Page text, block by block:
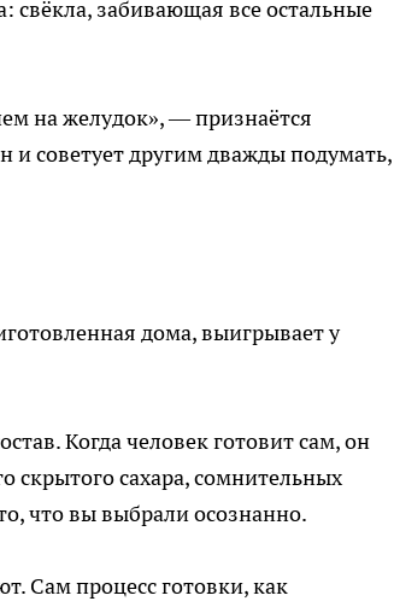
свёкла, забивающая все остальные
на желудок», — признаётся
и советует другим дважды подумать,
дома, выигрывает у
Когда человек готовит сам, он
скрытого сахара, сомнительных
что вы выбрали осознанно.
Сам процесс готовки, как